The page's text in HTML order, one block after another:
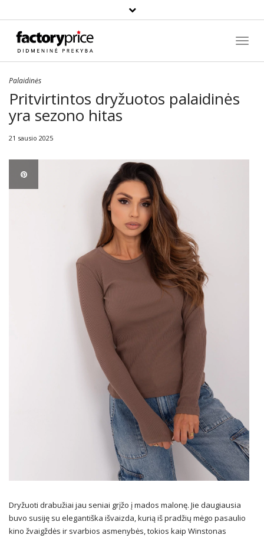
Paieška
Palaidinės
Pritvirtintos dryžuotos palaidinės
yra sezono hitas
21 sausio 2025
Dryžuoti drabužiai jau seniai grįžo į mados malonę. Jie daugiausia
buvo susiję su elegantiška išvaizda, kurią iš pradžių mėgo pasaulio
kino žvaigždės ir svarbios asmenybės, tokios kaip Winstonas